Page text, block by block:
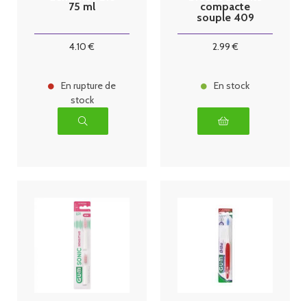
75 ml
4.10 €
En rupture de
stock
compacte
souple 409
2.99€
En stock